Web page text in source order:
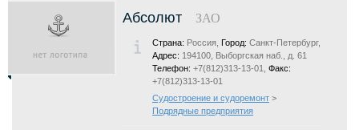
Абсолют ЗАО
Страна: Россия, Город: Санкт-Петербург,
Адрес: 194100, Выборгская наб., д. 61
Телефон: +7(812)313-13-01, Факс:
+7(812)313-13-01
Судостроение и судоремонт >
Подрядные предприятия